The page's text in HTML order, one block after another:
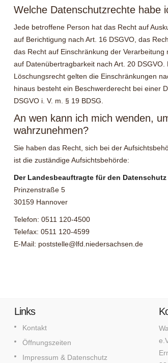
Welche Datenschutzrechte habe
Jede betroffene Person hat das Recht auf
auf Berichtigung nach Art. 16 DSGVO, das
das Recht auf Einschränkung der
auf Datenübertragbarkeit nach Art. 20
Löschungsrecht gelten die Einschränkungen
hinaus besteht ein Beschwerderecht bei einer
DSGVO i. V. m. § 19 BDSG.
An wen kann ich mich wenden,
wahrzunehmen?
Sie haben das Recht, sich bei der
ist die zuständige Aufsichtsbehörde:
Der Landesbeauftragte für den
Prinzenstraße 5
30159 Hannover
Telefon: 0511 120-4500
Telefax: 0511 120-4599
E-Mail: poststelle@lfd.niedersachsen.de
Links
Kontakt
Öffnungszeiten
Impressum & Datenschutz